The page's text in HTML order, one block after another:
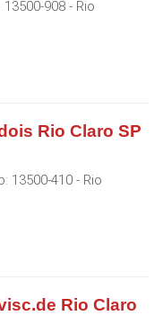
13500-908 - Rio
Rio Claro SP
13500-410 - Rio
Rio Claro